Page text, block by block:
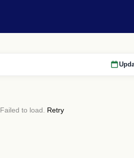
Failed to load. Retry